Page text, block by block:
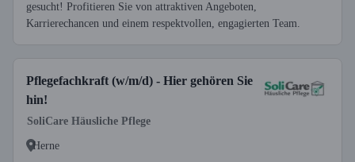
gesucht! Profitieren Sie von attraktiven Angeboten,
Karrierechancen und einem respektvollen, engagierten Team.
Pflegefachkraft (w/m/d) - Hier gehören Sie
hin!
SoliCare Häusliche Pflege
Herne